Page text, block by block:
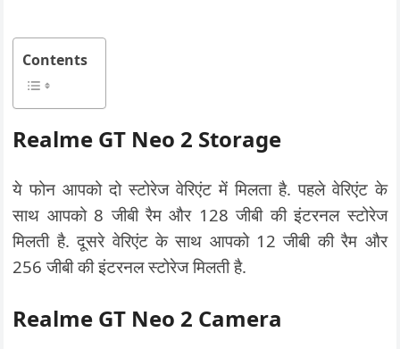
Contents
Realme GT Neo 2 Storage
ये फोन आपको दो स्टोरेज वेरिएंट में मिलता है. पहले वेरिएंट के
साथ आपको 8 जीबी रैम और 128 जीबी की इंटरनल स्टोरेज
मिलती है. दूसरे वेरिएंट के साथ आपको 12 जीबी की रैम और
256 जीबी की इंटरनल स्टोरेज मिलती है.
Realme GT Neo 2 Camera